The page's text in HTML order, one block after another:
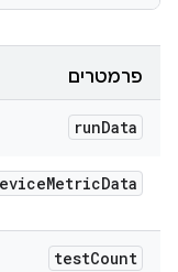
פרמטרים
runData
MetricData
testCount